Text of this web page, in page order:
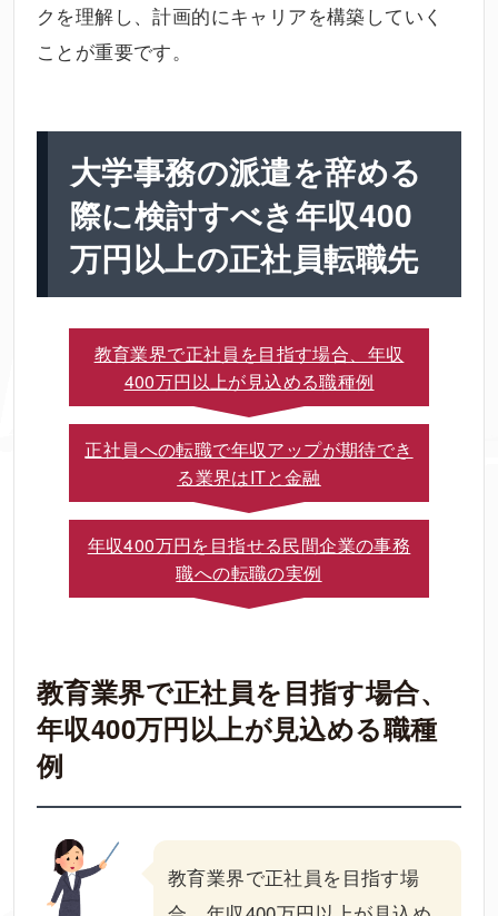
クを理解し、計画的にキャリアを構築していく
ことが重要です。
大学事務の派遣を辞める
際に検討すべき年収400
万円以上の正社員転職先
教育業界で正社員を目指す場合、年収
400万円以上が見込める職種例
正社員への転職で年収アップが期待でき
る業界はITと金融
年収400万円を目指せる民間企業の事務
職への転職の実例
教育業界で正社員を目指す場合、
年収400万円以上が見込める職種
例
教育業界で正社員を目指す場